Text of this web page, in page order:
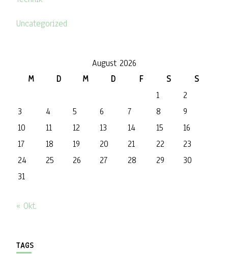
Uncategorized
August 2026
M
D M D F S
S
1
2
3
4 5 6 7 8
9
10
11 12 13 14 15
16
17
18 19 20 21 22
23
24
25 26 27 28 29
30
31
« Okt.
TAGS